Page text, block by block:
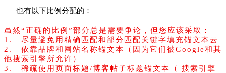
也有以下比例分配的：
虽然“正确的比例”部分总是需要争论，但您应该采取：
1. 尽量避免用精确匹配和部分匹配关键字填充锚文本云
2. 依靠品牌和网站名称锚文本（因为它们被Google和其
他搜索引擎所允许）
3. 稀疏使用页面标题/博客帖子标题锚文本（ 搜索引擎